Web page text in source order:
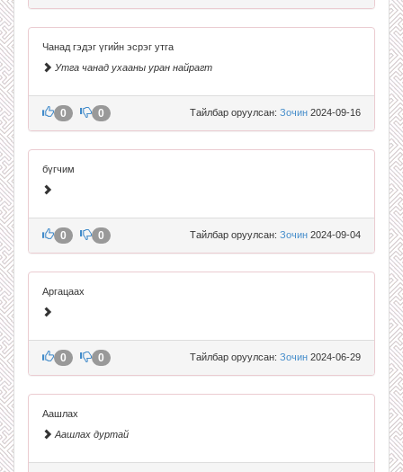
Чанад гэдэг үгийн эсрэг утга
Утга чанад ухааны уран найрагт
Тайлбар оруулсан: Зочин 2024-09-16
0 0
бүгчим
Тайлбар оруулсан: Зочин 2024-09-04
0 0
Аргацаах
Тайлбар оруулсан: Зочин 2024-06-29
0 0
Аашлах
Аашлах дуртай